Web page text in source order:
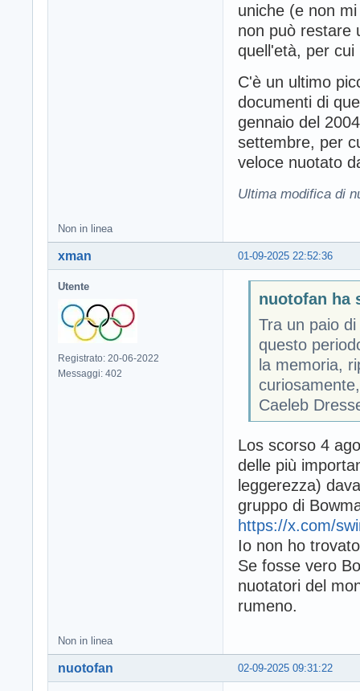
uniche (e non
non può restare
quell'età, per
C'è un ultimo
documenti di
gennaio del
settembre, per
veloce nuotato
Ultima modifica di
Non in linea
01-09-2025 22:52:36
xman
Utente
Registrato: 20-06-2022
Messaggi: 402
nuotofan ha
Tra un paio
questo
la memoria,
Caeleb
Los scorso 4
delle più
leggerezza)
gruppo di
https://x.com/
Io non ho
Se fosse vero
nuotatori del
rumeno.
Non in linea
02-09-2025 09:31:22
nuotofan